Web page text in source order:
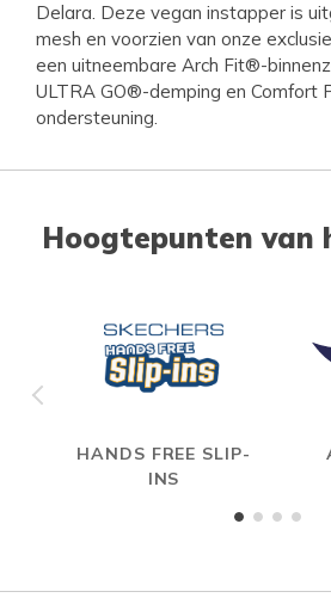
Delara. Deze vegan instapper is
mesh en voorzien van onze
een uitneembare Arch Fit®-
ULTRA GO®-demping en Comfort
ondersteuning.
Hoogtepunten van
HANDS FREE SLIP-
INS